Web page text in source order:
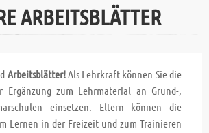
ARBEITSBLÄTTER
Arbeitsblätter!Als Lehrkraft können Sie die
Ergänzung zum Lehrmaterial an Grund-,
einsetzen. Eltern können die
Lernen in der Freizeit und zum Trainieren